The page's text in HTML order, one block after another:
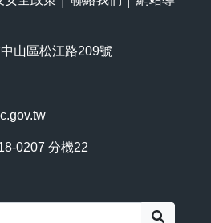
山區松江路209號
0207 分機22